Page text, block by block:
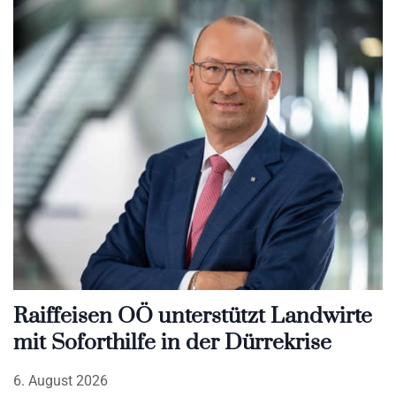
Raiffeisen OÖ unterstützt Landwirte
mit Soforthilfe in der Dürrekrise
6. August 2026